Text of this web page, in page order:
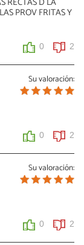
PROV FRITAS Y
0 2
Su valoración:
0 2
Su valoración:
0 2